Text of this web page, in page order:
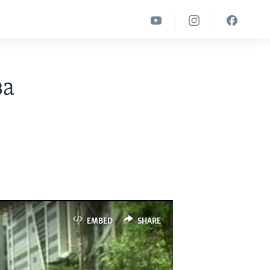
EMBED SHARE